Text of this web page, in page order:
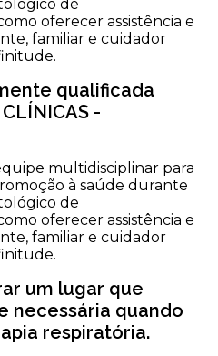
de
oferecer assistência e
familiar e cuidador
qualificada
-
multidisciplinar para
à saúde durante
de
oferecer assistência e
familiar e cuidador
um lugar que
necessária quando
respiratória.